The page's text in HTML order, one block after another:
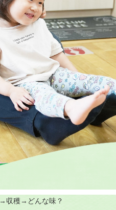
収穫→どんな味？